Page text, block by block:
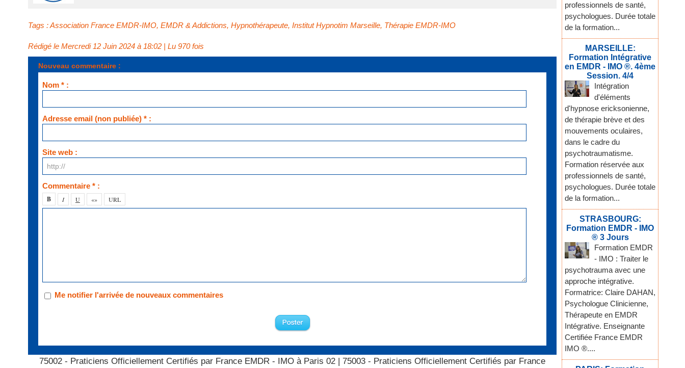
Tags :Association France EMDR-IMO, EMDR & Addictions, Hypnothérapeute, Institut Hypnotim Marseille, Thérapie EMDR-IMO
Rédigé le Mercredi 12 Juin 2024 à 18:02 | Lu 970 fois
Nouveau commentaire :
Nom * :
Adresse email (non publiée) * :
Site web :
Commentaire * :
Me notifier l'arrivée de nouveaux commentaires
75002 - Praticiens Officiellement Certifiés par France EMDR - IMO à Paris 02
75003 - Praticiens Officiellement Certifiés par France
professionnels de santé,
psychologues. Durée totale
de la formation...
MARSEILLE:
Formation Intégrative
en EMDR - IMO ®. 4ème
Session. 4/4
Intégration
d'éléments
d'hypnose ericksonienne,
de thérapie brève et des
mouvements oculaires,
dans le cadre du
psychotraumatisme.
Formation réservée aux
professionnels de santé,
psychologues. Durée totale
de la formation...
STRASBOURG:
Formation EMDR - IMO
® 3 Jours
Formation EMDR
- IMO : Traiter le
psychotrauma avec une
approche intégrative.
Formatrice: Claire DAHAN,
Psychologue Clinicienne,
Thérapeute en EMDR
Intégrative. Enseignante
Certifiée France EMDR
IMO ®....